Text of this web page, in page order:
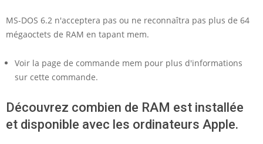
MS-DOS 6.2 n'acceptera pas ou ne reconnaîtra pas plus de 64
mégaoctets de RAM en tapant mem.
Voir la page de commande mem pour plus d'informations
sur cette commande.
Découvrez combien de RAM est installée
et disponible avec les ordinateurs Apple.